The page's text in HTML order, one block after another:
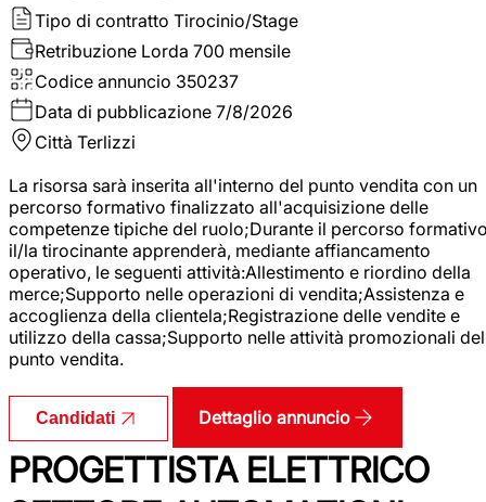
Tipo di contratto Tirocinio/Stage
Retribuzione Lorda 700 mensile
Codice annuncio 350237
Data di pubblicazione 7/8/2026
Città Terlizzi
La risorsa sarà inserita all'interno del punto vendita con un
percorso formativo finalizzato all'acquisizione delle
competenze tipiche del ruolo;Durante il percorso
il/la tirocinante apprenderà, mediante affiancamento
operativo, le seguenti attività:Allestimento e riordino della
merce;Supporto nelle operazioni di vendita;Assistenza e
accoglienza della clientela;Registrazione delle vendite e
utilizzo della cassa;Supporto nelle attività promozionali del
punto vendita.
Candidati Dettaglio annuncio
PROGETTISTA ELETTRICO